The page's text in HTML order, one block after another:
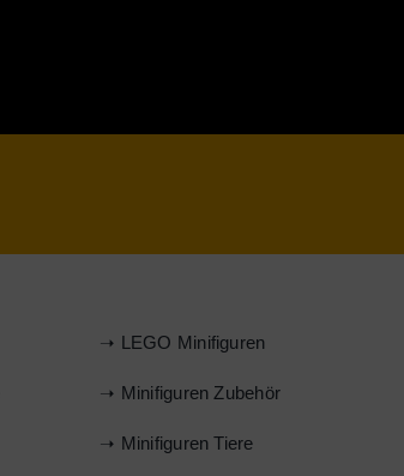
➝ LEGO Minifiguren
➝ Minifiguren Zubehör
➝ Minifiguren Tiere